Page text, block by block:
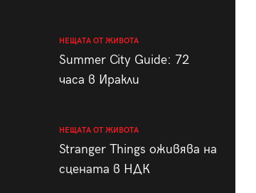
НЕЩАТА ОТ ЖИВОТА
Summer City Guide: 72
часа в Иракли
НЕЩАТА ОТ ЖИВОТА
Stranger Things оживява на
сцената в НДК